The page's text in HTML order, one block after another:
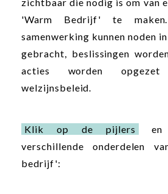
'Warm Bedrijf' te
samenwerking kunnen noden
gebracht, beslissingen
acties worden
welzijnsbeleid.
Klik op de pijlers
en
verschillende onderdelen
bedrijf':